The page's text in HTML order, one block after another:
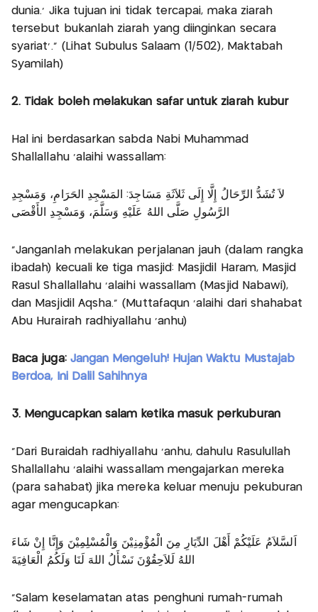
dunia.' Jika tujuan ini tidak tercapai, maka ziarah
tersebut bukanlah ziarah yang diinginkan secara
syariat'." (Lihat Subulus Salaam (1/502), Maktabah
Syamilah)
2. Tidak boleh melakukan safar untuk ziarah kubur
Hal ini berdasarkan sabda Nabi Muhammad
Shallallahu ‘alaihi wassallam:
لاَ تُشَدُّ الرِّحَالُ إِلَّا إِلَى ثَلاَثَةِ مَسَاجِدَ: المَسْجِدِ الحَرَامِ، وَمَسْجِدِ
الرَّسُولِ صَلَّى اللهُ عَلَيْهِ وَسَلَّمَ، وَمَسْجِدِ الأَقْصَى
"Janganlah melakukan perjalanan jauh (dalam rangka
ibadah) kecuali ke tiga masjid: Masjidil Haram, Masjid
Rasul Shallallahu ‘alaihi wassallam (Masjid Nabawi),
dan Masjidil Aqsha." (Muttafaqun ‘alaihi dari shahabat
Abu Hurairah radhiyallahu ‘anhu)
Baca juga: Jangan Mengeluh! Hujan Waktu Mustajab
Berdoa, Ini Dalil Sahihnya
3. Mengucapkan salam ketika masuk perkuburan
"Dari Buraidah radhiyallahu ‘anhu, dahulu Rasulullah
Shallallahu ‘alaihi wassallam mengajarkan mereka
(para sahabat) jika mereka keluar menuju pekuburan
agar mengucapkan:
اَلسَّلاَمُ عَلَيْكُمْ أَهْلَ الدِّيَارِ مِنَ الْمُؤْمِنِيْنَ وَالْمُسْلِمِيْنَ وَإِنَّا إِنْ شَاءَ
اللهُ لَلاَحِقُوْنَ نَسْأَلُ اللهَ لَنَا وَلَكُمُ الْعَافِيَةَ
"Salam keselamatan atas penghuni rumah-rumah